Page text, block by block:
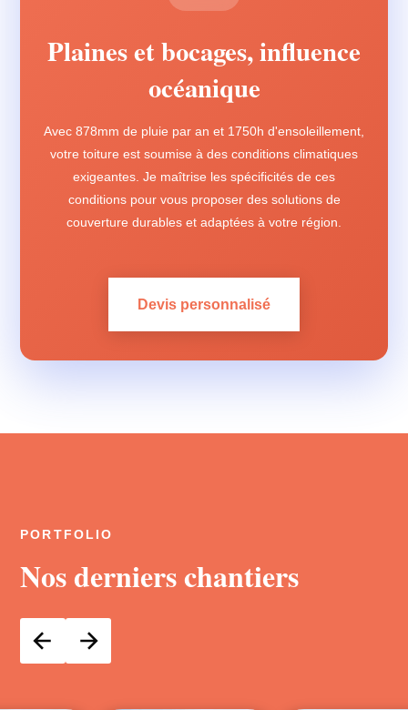
Plaines et bocages, influence
océanique
Avec 878mm de pluie par an et 1750h d'ensoleillement,
votre toiture est soumise à des conditions climatiques
exigeantes. Je maîtrise les spécificités de ces
conditions pour vous proposer des solutions de
couverture durables et adaptées à votre région.
Devis personnalisé
PORTFOLIO
Nos derniers chantiers